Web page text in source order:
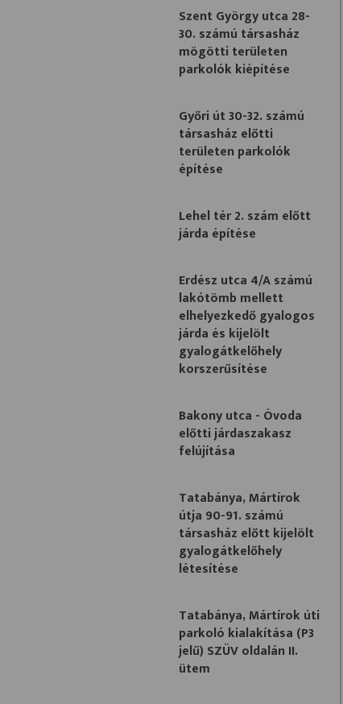
Szent György utca 28-
30. számú társasház
mögötti területen
parkolók kiépítése
Győri út 30-32. számú
társasház előtti
területen parkolók
építése
Lehel tér 2. szám előtt
járda építése
Erdész utca 4/A számú
lakótömb mellett
elhelyezkedő gyalogos
járda és kijelölt
gyalogátkelőhely
korszerűsítése
Bakony utca - Óvoda
előtti járdaszakasz
felújítása
Tatabánya, Mártírok
útja 90-91. számú
társasház előtt kijelölt
gyalogátkelőhely
létesítése
Tatabánya, Mártírok úti
parkoló kialakítása (P3
jelű) SZÜV oldalán II.
ütem